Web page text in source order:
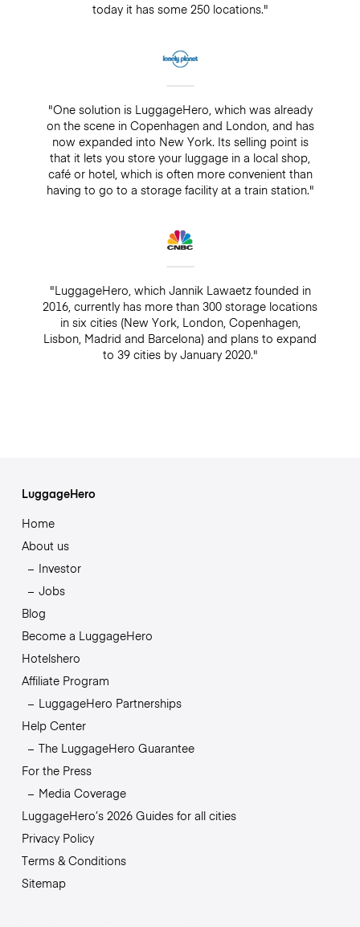
today it has some 250 locations."
"One solution is LuggageHero, which was already
on the scene in Copenhagen and London, and has
now expanded into New York. Its selling point is
that it lets you store your luggage in a local shop,
café or hotel, which is often more convenient than
having to go to a storage facility at a train station."
"LuggageHero, which Jannik Lawaetz founded in
2016, currently has more than 300 storage locations
in six cities (New York, London, Copenhagen,
Lisbon, Madrid and Barcelona) and plans to expand
to 39 cities by January 2020."
LuggageHero
Home
About us
Investor
Jobs
Blog
Become a LuggageHero
Hotelshero
Affiliate Program
LuggageHero Partnerships
Help Center
The LuggageHero Guarantee
For the Press
Media Coverage
LuggageHero’s 2026 Guides for all cities
Privacy Policy
Terms & Conditions
Sitemap